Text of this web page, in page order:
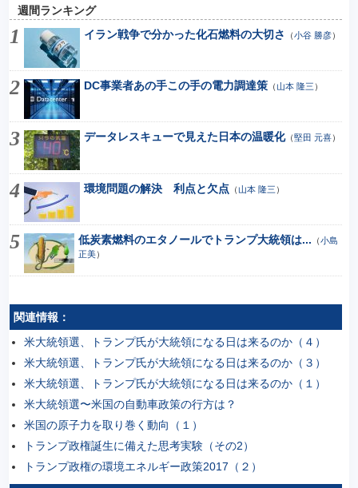
週間ランキング
イラン戦争で分かった化石燃料の大切さ
（小谷 勝彦）
DC事業者あの手この手の電力調達策（山本 隆三 ）
データレスキューで見えた日本の温暖化（堅田 元喜）
環境問題の解決 利点と欠点 （山本 隆三 ）
低炭素燃料のエタノールでトランプ大統領は... （小島
正美）
関連情報：
米大統領選、トランプ氏が大統領になる日は来るのか（４）
米大統領選、トランプ氏が大統領になる日は来るのか（３）
米大統領選、トランプ氏が大統領になる日は来るのか（１）
米大統領選〜米国の自動車政策の行方は？
米国の原子力を取り巻く動向（１）
トランプ政権誕生に備えた思考実験（その2）
トランプ政権の環境エネルギー政策2017（２）